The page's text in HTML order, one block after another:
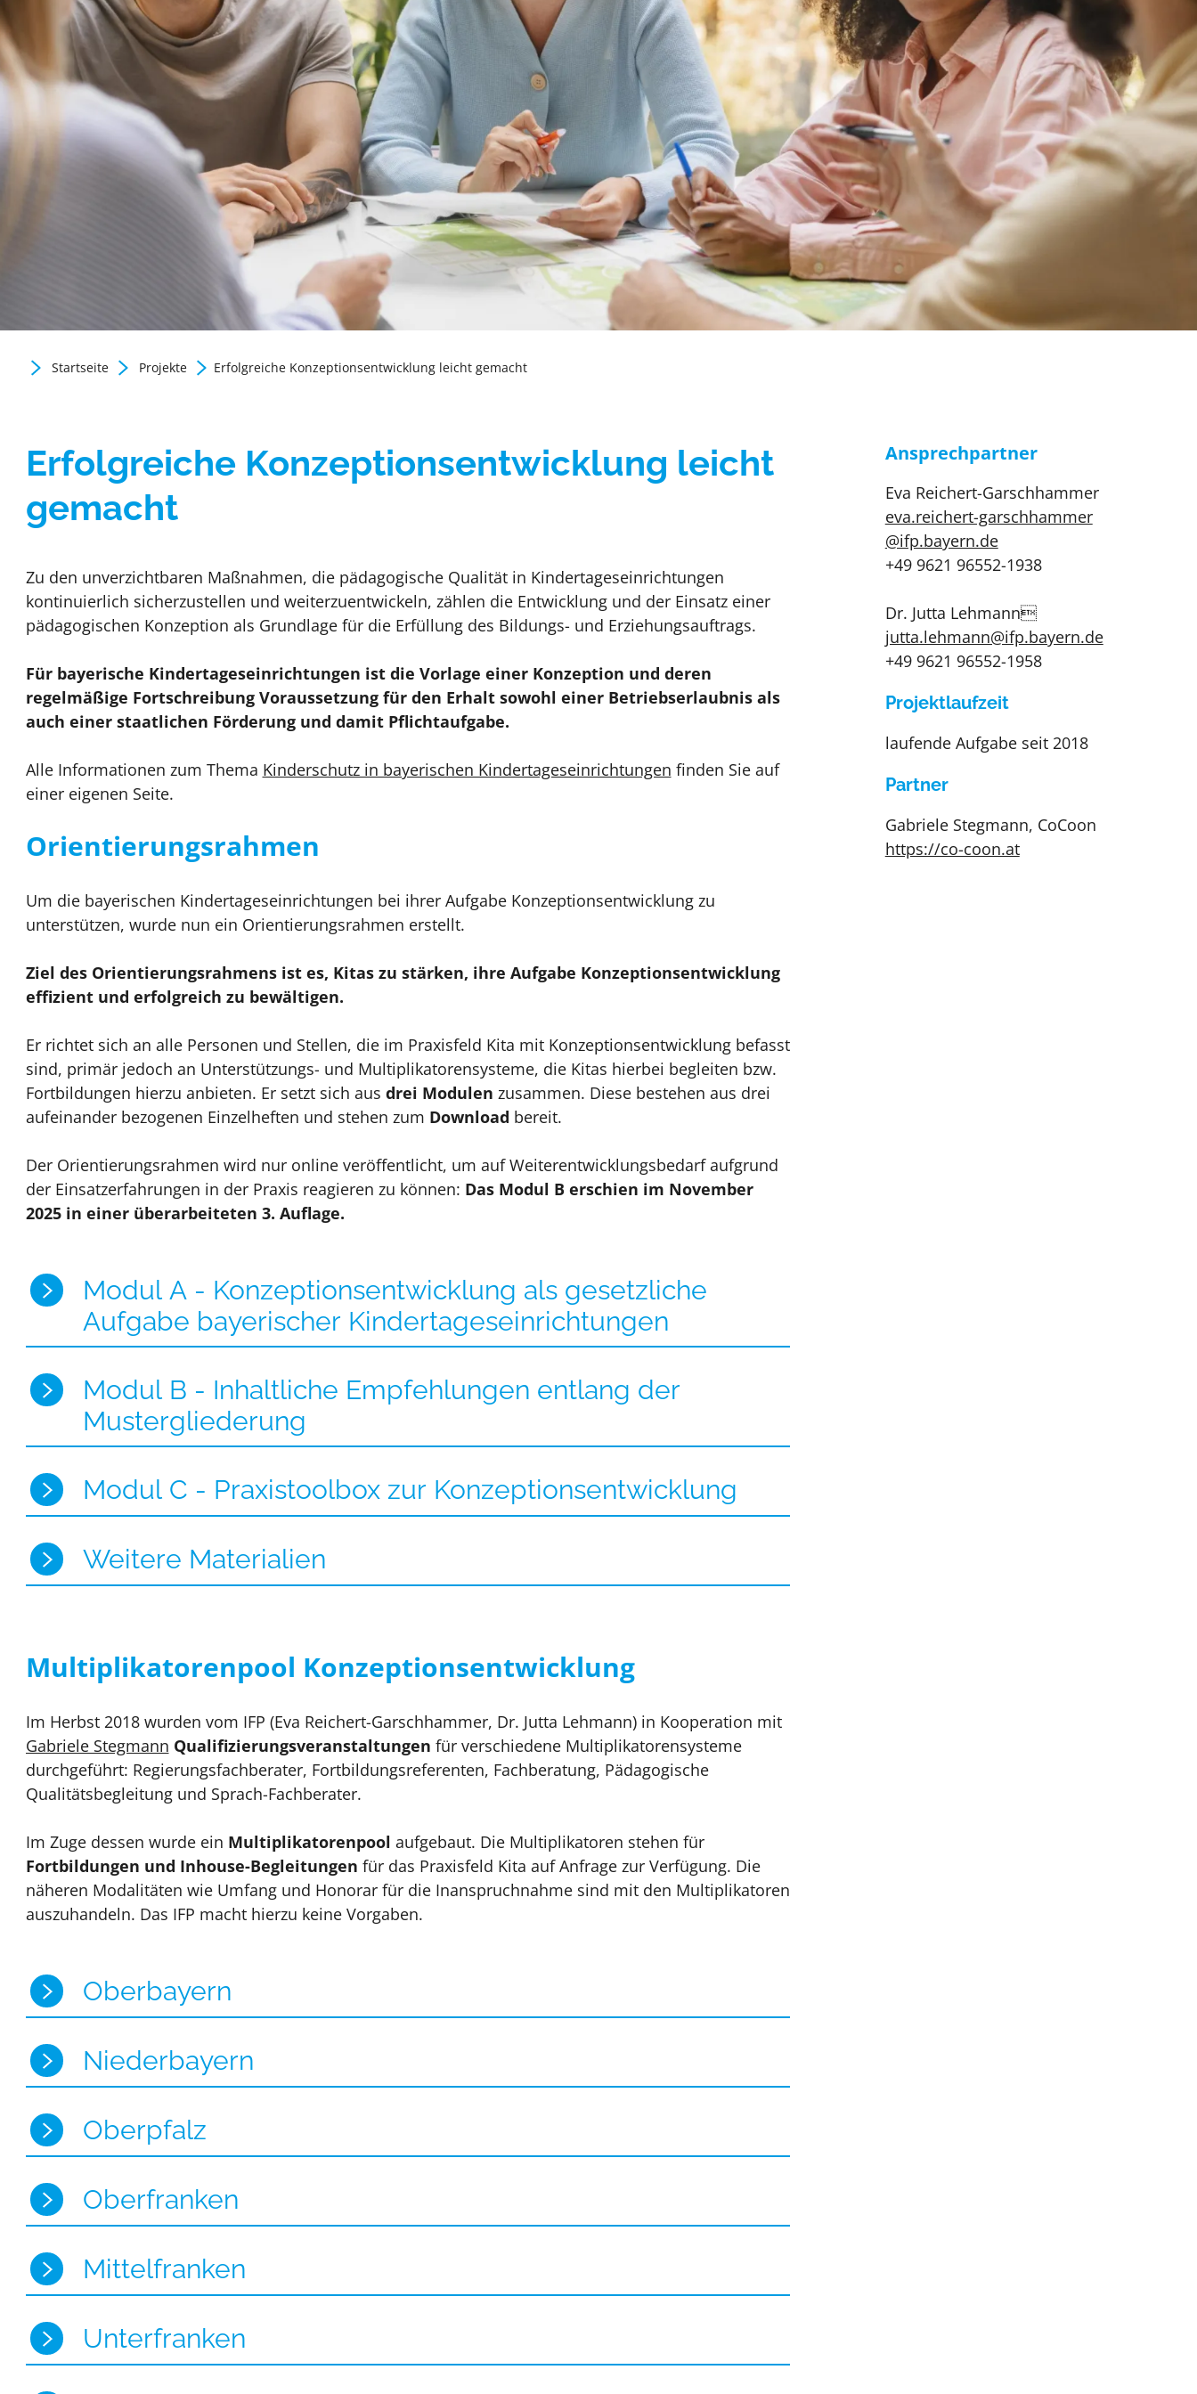
Gute Praxis / Best practice
Umgang mit Krisen
Startseite Projekte Erfolgreiche Konzeptionsentwicklung leicht gemacht
Erfolgreiche Konzeptionsentwicklung leicht
gemacht
Zu den unverzichtbaren Maßnahmen, die pädagogische Qualität in Kindertageseinrichtungen
kontinuierlich sicherzustellen und weiterzuentwickeln, zählen die Entwicklung und der Einsatz einer
pädagogischen Konzeption als Grundlage für die Erfüllung des Bildungs- und Erziehungsauftrags.
Für bayerische Kindertageseinrichtungen ist die Vorlage einer Konzeption und deren
regelmäßige Fortschreibung Voraussetzung für den Erhalt sowohl einer Betriebserlaubnis als
auch einer staatlichen Förderung und damit Pflichtaufgabe.
Alle Informationen zum Thema Kinderschutz in bayerischen Kindertageseinrichtungen finden Sie auf
einer eigenen Seite.
Orientierungsrahmen
Um die bayerischen Kindertageseinrichtungen bei ihrer Aufgabe Konzeptionsentwicklung zu
unterstützen, wurde nun ein Orientierungsrahmen erstellt.
Ziel des Orientierungsrahmens ist es, Kitas zu stärken, ihre Aufgabe Konzeptionsentwicklung
effizient und erfolgreich zu bewältigen.
Er richtet sich an alle Personen und Stellen, die im Praxisfeld Kita mit Konzeptionsentwicklung befasst
sind, primär jedoch an Unterstützungs- und Multiplikatorensysteme, die Kitas hierbei begleiten bzw.
Fortbildungen hierzu anbieten. Er setzt sich aus drei Modulen zusammen. Diese bestehen aus drei
aufeinander bezogenen Einzelheften und stehen zum Download bereit.
Der Orientierungsrahmen wird nur online veröffentlicht, um auf Weiterentwicklungsbedarf aufgrund
der Einsatzerfahrungen in der Praxis reagieren zu können: Das Modul B erschien im November
2025 in einer überarbeiteten 3. Auflage.
Modul A - Konzeptionsentwicklung als gesetzliche
Aufgabe bayerischer Kindertageseinrichtungen
Modul B - Inhaltliche Empfehlungen entlang der
Mustergliederung
Modul C - Praxistoolbox zur Konzeptionsentwicklung
Weitere Materialien
Multiplikatorenpool Konzeptionsentwicklung
Im Herbst 2018 wurden vom IFP (Eva Reichert-Garschhammer, Dr. Jutta Lehmann) in Kooperation mit
Gabriele Stegmann Qualifizierungsveranstaltungen für verschiedene Multiplikatorensysteme
durchgeführt: Regierungsfachberater, Fortbildungsreferenten, Fachberatung, Pädagogische
Qualitätsbegleitung und Sprach-Fachberater.
Im Zuge dessen wurde ein Multiplikatorenpool aufgebaut. Die Multiplikatoren stehen für
Fortbildungen und Inhouse-Begleitungen für das Praxisfeld Kita auf Anfrage zur Verfügung. Die
näheren Modalitäten wie Umfang und Honorar für die Inanspruchnahme sind mit den Multiplikatoren
auszuhandeln. Das IFP macht hierzu keine Vorgaben.
Oberbayern
Niederbayern
Oberpfalz
Oberfranken
Mittelfranken
Unterfranken
Ansprechpartner
Eva Reichert-Garschhammer
eva.reichert-garschhammer​
@ifp.bayern.de
+49 9621 96552-1938
Dr. Jutta Lehmann
jutta.lehmann​@ifp.bayern.de
+49 9621 96552-1958
Projektlaufzeit
laufende Aufgabe seit 2018
Partner
Gabriele Stegmann, CoCoon
https://co-coon.at